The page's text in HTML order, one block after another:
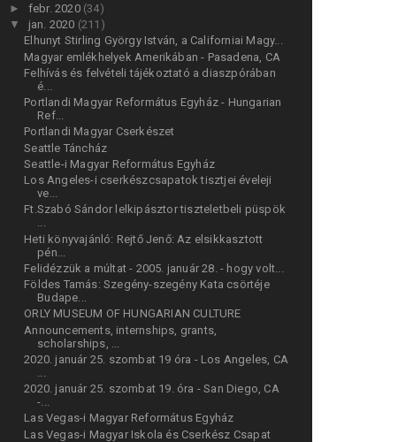
► febr. 2020 (34)
▼ jan. 2020 (211)
Elhunyt Stirling György István, a Californiai Magy...
Magyar emlékhelyek Amerikában - Pasadena, CA
Felhívás és felvételi tájékoztató a diaszpórában
é...
Portlandi Magyar Református Egyház - Hungarian
Ref...
Portlandi Magyar Cserkészet
Seattle Táncház
Seattle-i Magyar Református Egyház
Los Angeles-i cserkészcsapatok tisztjei éveleji
ve...
Ft.Szabó Sándor lelkipásztor tiszteletbeli püspök
...
Heti könyvajánló: Rejtő Jenő: Az elsikkasztott
pén...
Felidézzük a múltat - 2005. január 28. - hogy volt...
Földes Tamás: Szegény-szegény Kata csörtéje
Budape...
ORLY MUSEUM OF HUNGARIAN CULTURE
Announcements, internships, grants,
scholarships, ...
2020. január 25. szombat 19 óra - Los Angeles, CA
2020. január 25. szombat 19. óra - San Diego, CA
-...
Las Vegas-i Magyar Református Egyház
Las Vegas-i Magyar Iskola és Cserkész Csapat